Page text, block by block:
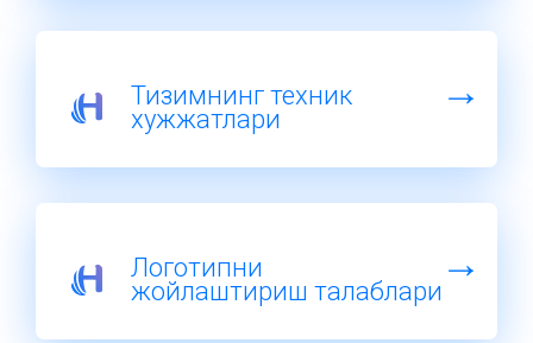
Тизимнинг техник
хужжатлари
Логотипни
жойлаштириш талаблари